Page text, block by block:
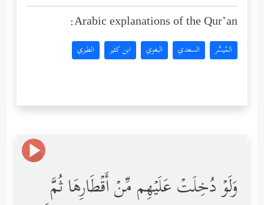
Arabic explanations of the Qur’an:
المُيسَّر السعدي البغوي ابن كثير الطبري
وَلَوۡ دُخِلَتۡ عَلَیۡهِم مِّنۡ أَقۡطَارِهَا ثُمَّ